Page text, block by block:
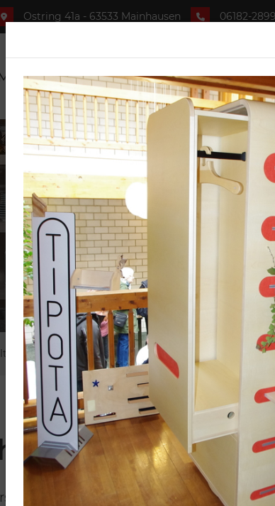
Ostring 41a - 63533 Mainhausen 06182-
selbst planen Wohnwelten
Küche
Traumküche
Vorlieben und Wünsche